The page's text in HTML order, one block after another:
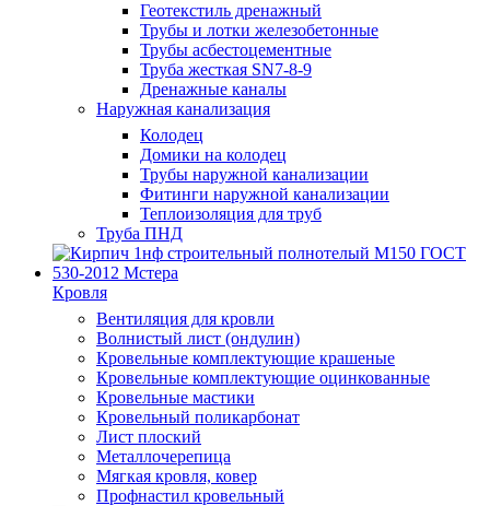
Геотекстиль дренажный
Трубы и лотки железобетонные
Трубы асбестоцементные
Труба жесткая SN7-8-9
Дренажные каналы
Наружная канализация
Колодец
Домики на колодец
Трубы наружной канализации
Фитинги наружной канализации
Теплоизоляция для труб
Труба ПНД
Кровля
Вентиляция для кровли
Волнистый лист (ондулин)
Кровельные комплектующие крашеные
Кровельные комплектующие оцинкованные
Кровельные мастики
Кровельный поликарбонат
Лист плоский
Металлочерепица
Мягкая кровля, ковер
Профнастил кровельный